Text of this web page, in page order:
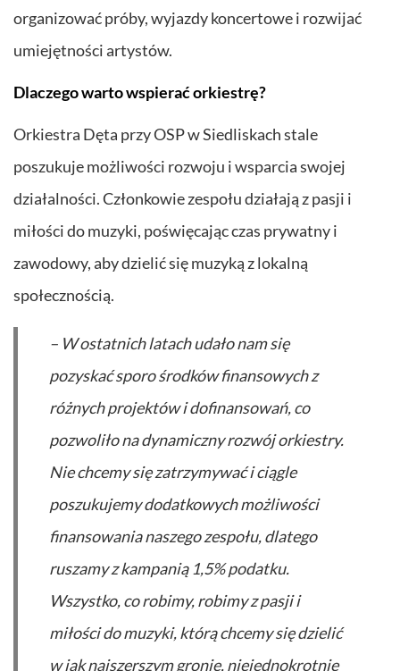
organizować próby, wyjazdy koncertowe i rozwijać
umiejętności artystów.
Dlaczego warto wspierać orkiestrę?
Orkiestra Dęta przy OSP w Siedliskach stale
poszukuje możliwości rozwoju i wsparcia swojej
działalności. Członkowie zespołu działają z pasji i
miłości do muzyki, poświęcając czas prywatny i
zawodowy, aby dzielić się muzyką z lokalną
społecznością.
– W ostatnich latach udało nam się
pozyskać sporo środków finansowych z
różnych projektów i dofinansowań, co
pozwoliło na dynamiczny rozwój orkiestry.
Nie chcemy się zatrzymywać i ciągle
poszukujemy dodatkowych możliwości
finansowania naszego zespołu, dlatego
ruszamy z kampanią 1,5% podatku.
Wszystko, co robimy, robimy z pasji i
miłości do muzyki, którą chcemy się dzielić
w jak najszerszym gronie, niejednokrotnie